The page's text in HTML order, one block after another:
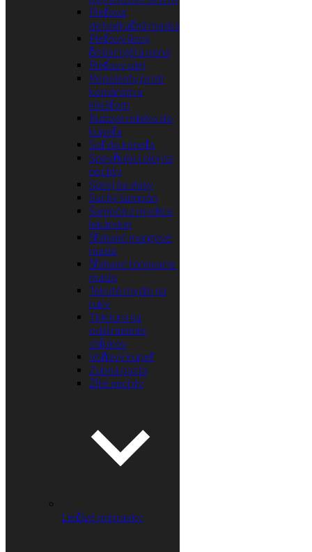
Pleťová
detoxikačná maska
Pleťový ílový
čistiaci gél a pena
Pleťový olej
Repelenty proti
komárom a
kliešťom
Ružové mlieko do
kúpeľa
Soľ do kúpeľa
Spevňujúci olej na
nechty
Sprej na vlasy
Suchý šampón
Šampón z mydlice
lekárskej
Šľahané mangové
maslo
Šľahané tónovacie
maslo
Tekuté mydlo na
ruky
Tinktúra na
odstránenie
chĺpkov
Voňavý kúpeľ
Zubná pasta
Žlté nechty
Liečivé prípravky